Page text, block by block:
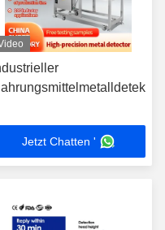
Jetzt Chatten '